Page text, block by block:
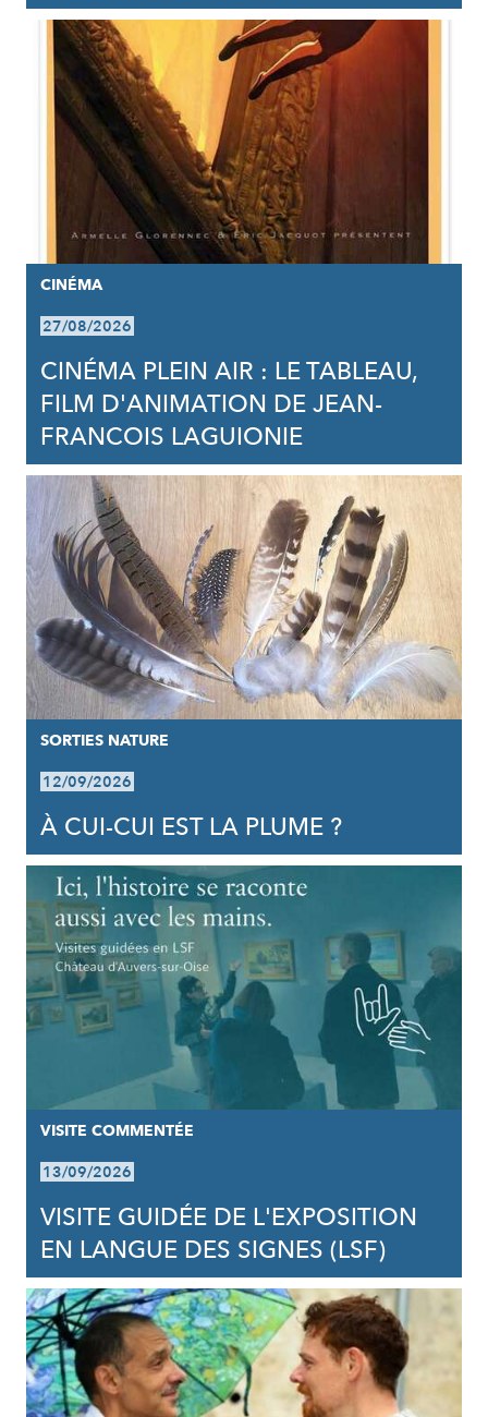
CINÉMA
27/08/2026
CINÉMA PLEIN AIR : LE TABLEAU,
FILM D'ANIMATION DE JEAN-
FRANCOIS LAGUIONIE
SORTIES NATURE
12/09/2026
À CUI-CUI EST LA PLUME ?
VISITE COMMENTÉE
13/09/2026
VISITE GUIDÉE DE L'EXPOSITION
EN LANGUE DES SIGNES (LSF)